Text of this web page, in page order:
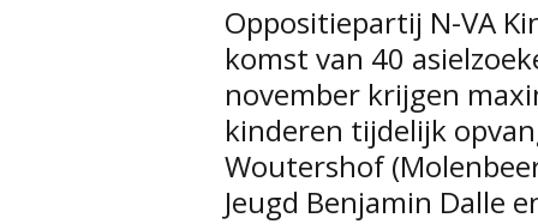
Oppositiepartij N-VA
komst van 40
november krijgen
kinderen tijdelijk
Woutershof
Jeugd Benjamin Dalle